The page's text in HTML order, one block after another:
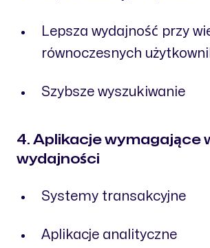
Lepsza wydajność przy
równoczesnych
Szybsze wyszukiwanie
4. Aplikacje wymagające
wydajności
Systemy transakcyjne
Aplikacje analityczne